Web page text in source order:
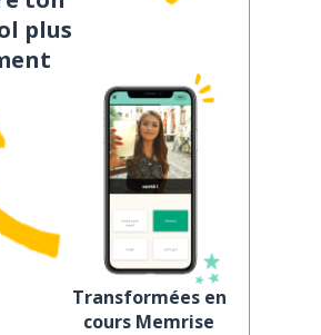
plus
Transformées en
cours Memrise